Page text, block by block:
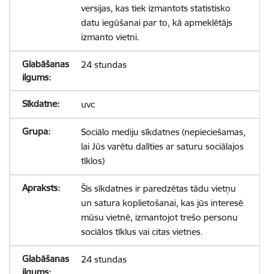
versijas, kas tiek izmantots statistisko
datu iegūšanai par to, kā apmeklētājs
izmanto vietni.
24 stundas
uvc
Sociālo mediju sīkdatnes (nepieciešamas,
lai Jūs varētu dalīties ar saturu sociālajos
tīklos)
Šīs sīkdatnes ir paredzētas tādu vietņu
un satura koplietošanai, kas jūs interesē
mūsu vietnē, izmantojot trešo personu
sociālos tīklus vai citas vietnes.
24 stundas